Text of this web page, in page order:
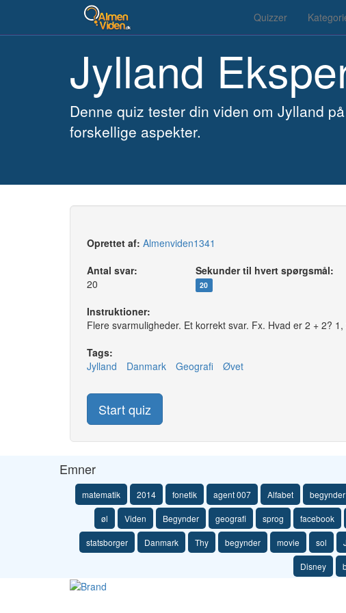
Quizzer
Jylland
Denne quiz tester din viden om Jylland
forskellige aspekter.
Oprettet af: Almenviden1341
Antal svar:
20
Sekunder til hvert spørgsmål:
20
Instruktioner:
Flere svarmuligheder. Et korrekt svar. Fx. Hvad er 2 + 2?
Tags:
Jylland
Danmark Geografi Øvet
Start quiz
Emner
matematik 2014 fonetik agent 007 Alfabet begynder
øl Viden Begynder geografi sprog facebook
statsborger Danmark Thy begynder movie sol
Disney